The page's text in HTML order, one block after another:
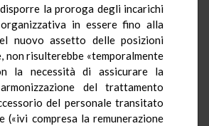
la proroga degli incarichi
in essere fino alla
nuovo assetto delle posizioni
non risulterebbe «temporalmente
la necessità di assicurare la
del trattamento
del personale transitato
(«ivi compresa la remunerazione